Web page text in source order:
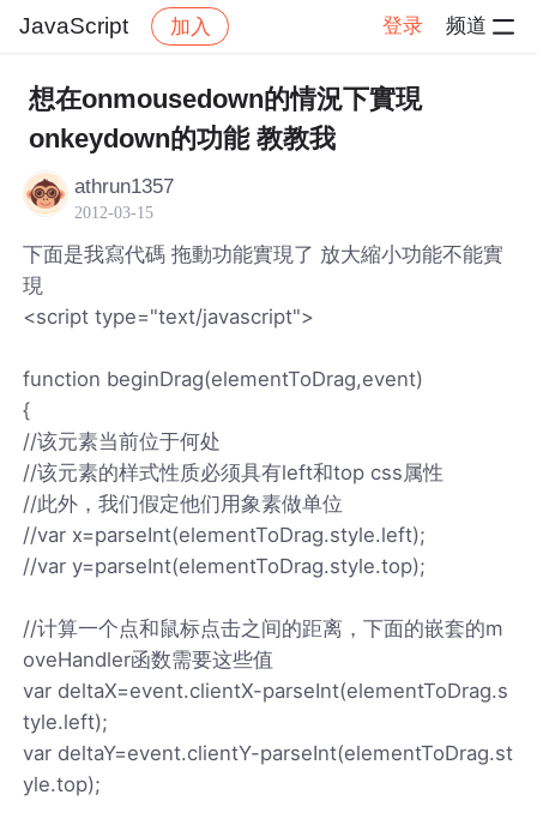
JavaScript 加入 登录 频道
社区 帖子详情
想在onmousedown的情況下實現
onkeydown的功能 教教我
athrun1357
2012-03-15
下面是我寫代碼 拖動功能實現了 放大縮小功能不能實
現
<script type="text/javascript">
function beginDrag(elementToDrag,event)
{
//该元素当前位于何处
//该元素的样式性质必须具有left和top css属性
//此外，我们假定他们用象素做单位
//var x=parseInt(elementToDrag.style.left);
//var y=parseInt(elementToDrag.style.top);
//计算一个点和鼠标点击之间的距离，下面的嵌套的m
oveHandler函数需要这些值
var deltaX=event.clientX-parseInt(elementToDrag.s
tyle.left);
var deltaY=event.clientY-parseInt(elementToDrag.st
yle.top);